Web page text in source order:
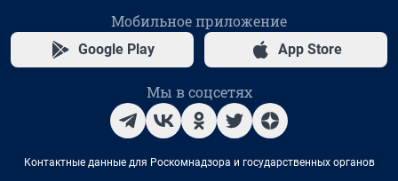
Мобильное приложение
Google Play App Store
Мы в соцсетях
Контактные данные для Роскомнадзора и государственных органов